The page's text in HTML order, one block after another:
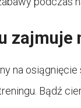
zajmuje
na
Bądź